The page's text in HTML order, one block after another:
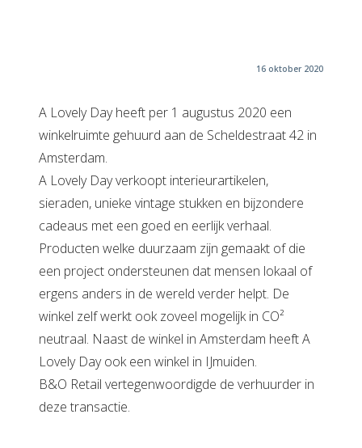
16 oktober 2020
A Lovely Day heeft per 1 augustus 2020 een
winkelruimte gehuurd aan de Scheldestraat 42 in
Amsterdam.
A Lovely Day verkoopt interieurartikelen,
sieraden, unieke vintage stukken en bijzondere
cadeaus met een goed en eerlijk verhaal.
Producten welke duurzaam zijn gemaakt of die
een project ondersteunen dat mensen lokaal of
ergens anders in de wereld verder helpt. De
winkel zelf werkt ook zoveel mogelijk in CO²
neutraal. Naast de winkel in Amsterdam heeft A
Lovely Day ook een winkel in IJmuiden.
B&O Retail vertegenwoordigde de verhuurder in
deze transactie.